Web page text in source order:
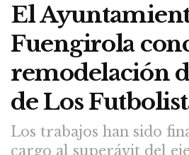
El
Fuengirola
remodelación
de Los
Los trabajos han sido
cargo al superávit del